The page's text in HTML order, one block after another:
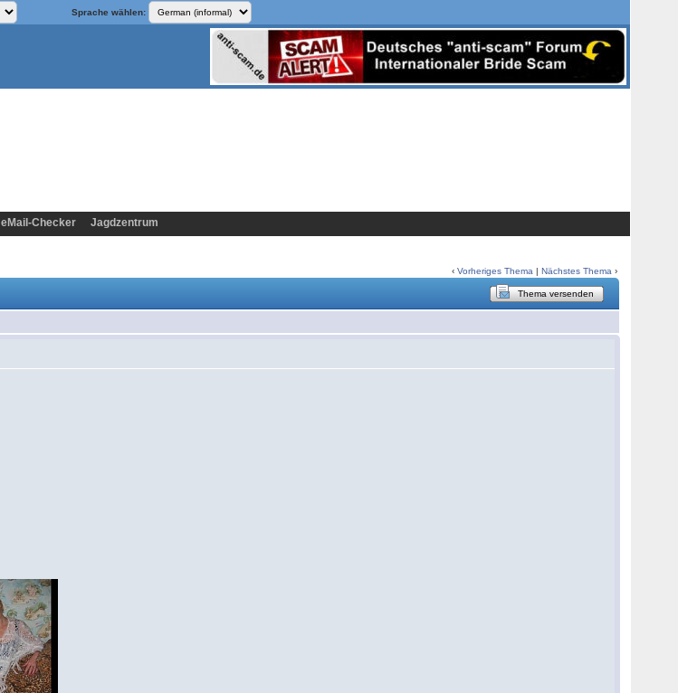
Sprache wählen:
eMail-Checker Jagdzentrum
‹Vorheriges Thema |Nächstes Thema ›
Thema versenden